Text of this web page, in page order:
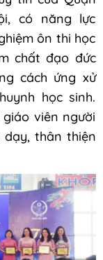
có năng lực
ôn thi học
chất đạo đức
cách ứng xử
học sinh.
viên người
dạy, thân thiện